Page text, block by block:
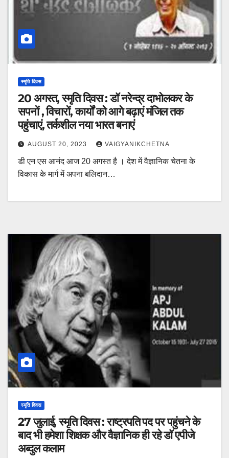
स्मृति दिवस
20 अगस्त, स्मृति दिवस : डॉ नरेन्द्र दाभोलकर के
सपनों , विचारों, कार्यों को आगे बढ़ाएं मंजिल तक
पहुंचाएं, तर्कशील नया भारत बनाएं
AUGUST 20, 2023 VAIGYANIKCHETNA
डी एन एस आनंद आज 20 अगस्त है । देश में वैज्ञानिक चेतना के
विकास के मार्ग में अपना बलिदान…
स्मृति दिवस
27 जुलाई, स्मृति दिवस : राष्ट्रपति पद पर पहुंचने के
बाद भी हमेशा शिक्षक और वैज्ञानिक ही रहे डॉ एपीजे
अब्दुल कलाम